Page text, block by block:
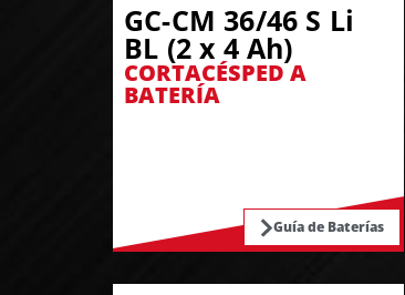
GC-CM 36/46 S Li
BL (2 x 4 Ah)
CORTACÉSPED A
BATERÍA
Guía de Baterías